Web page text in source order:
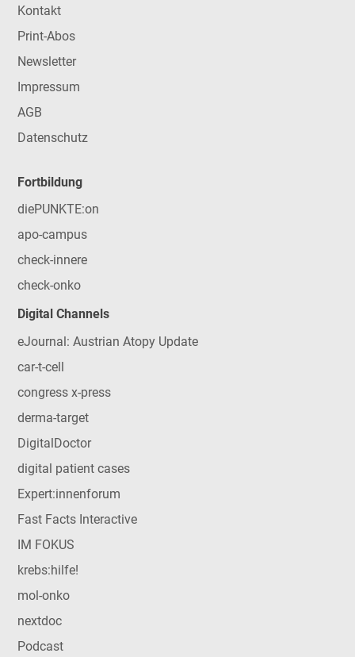
Kontakt
Print-Abos
Newsletter
Impressum
AGB
Datenschutz
Fortbildung
diePUNKTE:on
apo-campus
check-innere
check-onko
Digital Channels
eJournal: Austrian Atopy Update
car-t-cell
congress x-press
derma-target
DigitalDoctor
digital patient cases
Expert:innenforum
Fast Facts Interactive
IM FOKUS
krebs:hilfe!
mol-onko
nextdoc
Podcast